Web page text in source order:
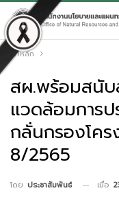
หน้าหลัก
สผ.พร้อมสนั
แวดล้อมการ
กลั่นกรองโค
8/2565
โดย ประชาสัมพันธ์ เมื่อ